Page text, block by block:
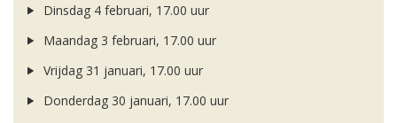
Dinsdag 4 februari, 17.00 uur
Maandag 3 februari, 17.00 uur
Vrijdag 31 januari, 17.00 uur
Donderdag 30 januari, 17.00 uur